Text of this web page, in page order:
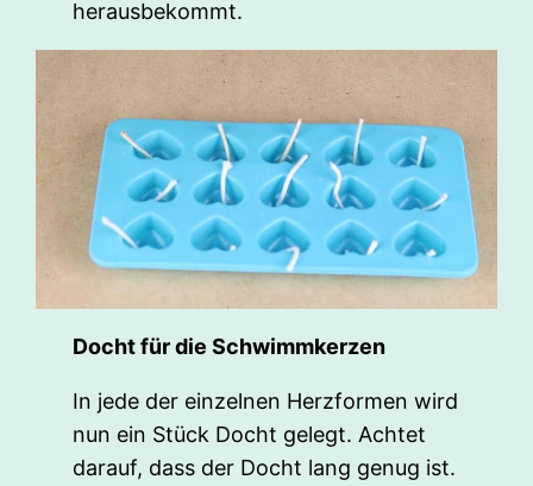
herausbekommt.
Docht für die Schwimmkerzen
In jede der einzelnen Herzformen wird
nun ein Stück Docht gelegt. Achtet
darauf, dass der Docht lang genug ist.